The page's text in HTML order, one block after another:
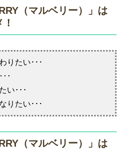
（マルベリー）」は
りたい･･･
･
い･･･
りたい･･･
（マルベリー）」は